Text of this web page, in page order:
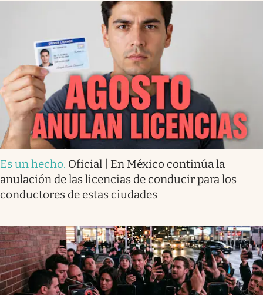
Es un hecho. Oficial | En México continúa la
anulación de las licencias de conducir para los
conductores de estas ciudades